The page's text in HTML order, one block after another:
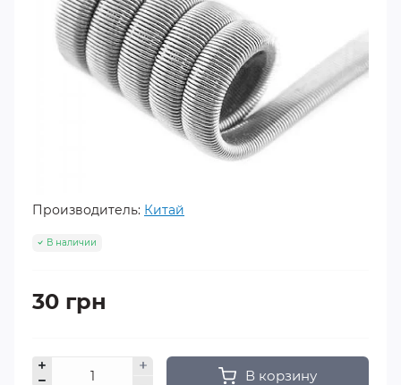
Производитель: Китай
В наличии
30 грн
В корзину